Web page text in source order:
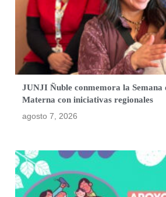
JUNJI Ñuble conmemora la Semana
Materna con iniciativas regionales
agosto 7, 2026